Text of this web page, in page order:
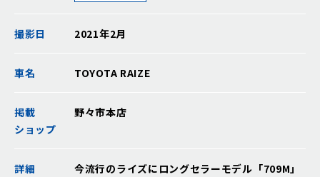
撮影日 2021年2月
車名 TOYOTA RAIZE
掲載
ショップ
野々市本店
詳細
今流行のライズにロングセラーモデル「709M」